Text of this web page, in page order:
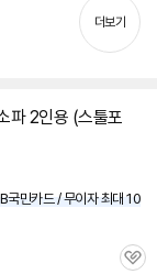
기
더보기
파2인용 (스툴포
민카드 / 무이자 최대 10
관